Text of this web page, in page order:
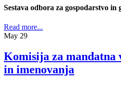
Sestava odbora za gospodarstvo in
Read more...
May 29
Komisija za mandatna
in imenovanja